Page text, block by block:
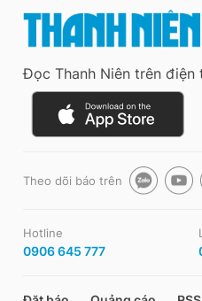
Đọc Thanh Niên trên điện
Theo dõi báo trên
Hotline
0906 645 777